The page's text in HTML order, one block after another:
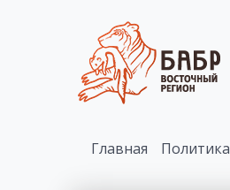
Главная Политика